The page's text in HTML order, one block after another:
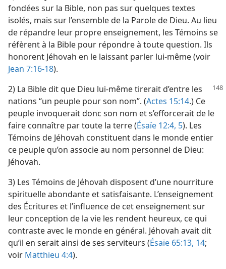
fondées sur la Bible, non pas sur quelques textes
isolés, mais sur l’ensemble de la Parole de Dieu. Au lieu
de répandre leur propre enseignement, les Témoins se
réfèrent à la Bible pour répondre à toute question. Ils
honorent Jéhovah en le laissant parler lui-​même (voir
Jean 7:16-18).
2) La Bible dit que Dieu lui-​même tirerait d’entre les
nations “un peuple pour son nom”. (Actes 15:14.) Ce
peuple invoquerait donc son nom et s’efforcerait de le
faire connaître par toute la terre (Ésaïe 12:4, 5). Les
Témoins de Jéhovah constituent dans le monde entier
ce peuple qu’on associe au nom personnel de Dieu:
Jéhovah.
3) Les Témoins de Jéhovah disposent d’une nourriture
spirituelle abondante et satisfaisante. L’enseignement
des Écritures et l’influence de cet enseignement sur
leur conception de la vie les rendent heureux, ce qui
contraste avec le monde en général. Jéhovah avait dit
qu’il en serait ainsi de ses serviteurs (Ésaïe 65:13, 14;
voir Matthieu 4:4).